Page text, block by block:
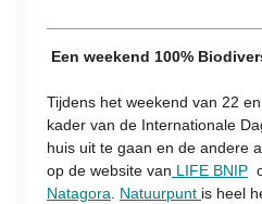
Een weekend 100%
Tijdens het weekend van 22
kader van de Internationale
huis uit te gaan en de andere
op de website van LIFE BNIP
Natagora. Natuurpunt is heel